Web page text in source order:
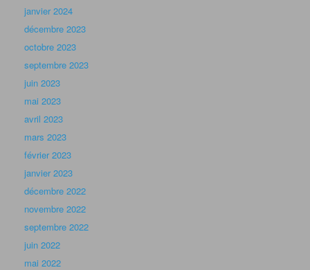
janvier 2024
décembre 2023
octobre 2023
septembre 2023
juin 2023
mai 2023
avril 2023
mars 2023
février 2023
janvier 2023
décembre 2022
novembre 2022
septembre 2022
juin 2022
mai 2022